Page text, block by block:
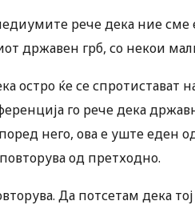
рече дека ние
државен грб, со некои
остро ќе се
го рече дека
него, ова е уште еден
од претходно.
Да потсетам дека